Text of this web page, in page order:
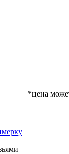
*цена